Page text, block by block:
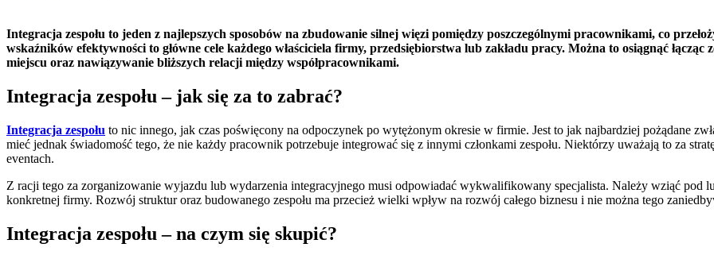
Integracja zespołu to jeden z najlepszych sposobów na zbudowanie silnej więzi pomiędzy poszczególnymi pracownikami, co
wskaźników efektywności to główne cele każdego właściciela firmy, przedsiębiorstwa lub zakładu pracy. Można to osiągnąć
miejscu oraz nawiązywanie bliższych relacji między współpracownikami.
Integracja zespołu – jak się za to zabrać?
Integracja zespołu to nic innego, jak czas poświęcony na odpoczynek po wytężonym okresie w firmie. Jest to jak najbardziej pożądane
mieć jednak świadomość tego, że nie każdy pracownik potrzebuje integrować się z innymi członkami zespołu. Niektórzy uważają to za
eventach.
Z racji tego za zorganizowanie wyjazdu lub wydarzenia integracyjnego musi odpowiadać wykwalifikowany specjalista. Należy wziąć pod
konkretnej firmy. Rozwój struktur oraz budowanego zespołu ma przecież wielki wpływ na rozwój całego biznesu i nie można tego
Integracja zespołu – na czym się skupić?